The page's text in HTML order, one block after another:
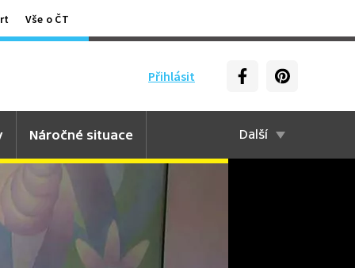
Vše o ČT
Přihlásit
Náročné situace Další